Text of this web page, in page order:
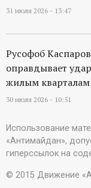
31 июля 2026 - 13:47
Русофоб
оправдывает
жилым кварталам
30 июля 2026 - 10:51
Использование
«Антимайдан»,
гиперссылок на
© 2015 Движение